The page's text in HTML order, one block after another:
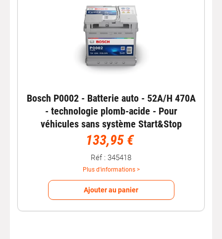
Bosch P0002 - Batterie auto - 52A/H 470A
- technologie plomb-acide - Pour
véhicules sans système Start&Stop
133,95 €
Réf : 345418
Plus d'informations >
Ajouter au panier